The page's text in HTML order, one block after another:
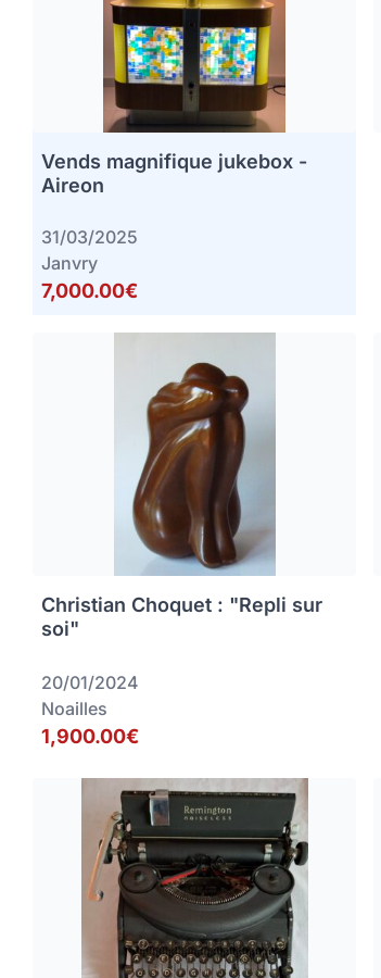
Vends magnifique jukebox -
Aireon
31/03/2025
Janvry
7,000.00€
Christian Choquet : "Repli sur
soi"
20/01/2024
Noailles
1,900.00€